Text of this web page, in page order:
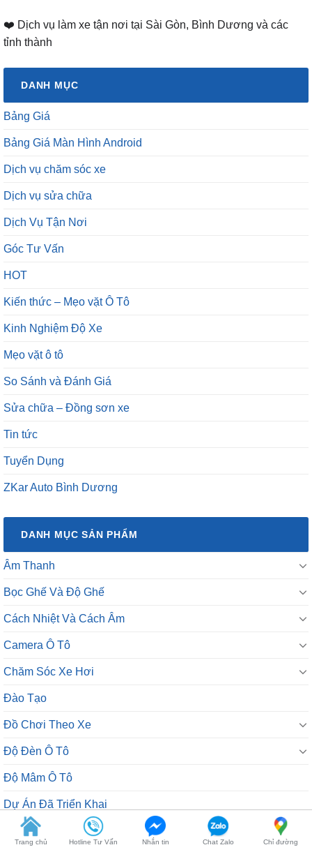
❤️ Dịch vụ làm xe tận nơi tại Sài Gòn, Bình Dương và các
tỉnh thành
DANH MỤC
Bảng Giá
Bảng Giá Màn Hình Android
Dịch vụ chăm sóc xe
Dịch vụ sửa chữa
Dịch Vụ Tận Nơi
Góc Tư Vấn
HOT
Kiến thức – Mẹo vặt Ô Tô
Kinh Nghiệm Độ Xe
Mẹo vặt ô tô
So Sánh và Đánh Giá
Sửa chữa – Đồng sơn xe
Tin tức
Tuyển Dụng
ZKar Auto Bình Dương
DANH MỤC SẢN PHẨM
Âm Thanh
Bọc Ghế Và Độ Ghế
Cách Nhiệt Và Cách Âm
Camera Ô Tô
Chăm Sóc Xe Hơi
Đào Tạo
Đồ Chơi Theo Xe
Độ Đèn Ô Tô
Độ Mâm Ô Tô
Dự Án Đã Triển Khai
Google Shopping
Trang chủ Hotline Tư Vấn Nhắn tin Chat Zalo Chỉ đường